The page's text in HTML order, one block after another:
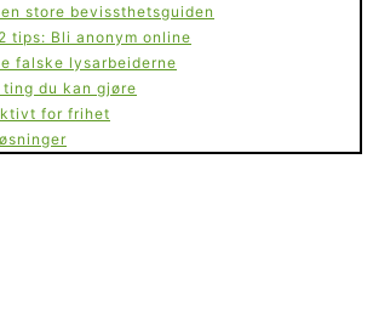
store bevissthetsguiden
tips: Bli anonym online
falske lysarbeiderne
ting du kan gjøre
for frihet